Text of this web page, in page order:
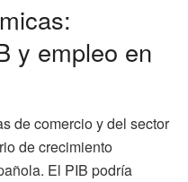
y empleo en
de comercio y del sector
de crecimiento
El PIB podría